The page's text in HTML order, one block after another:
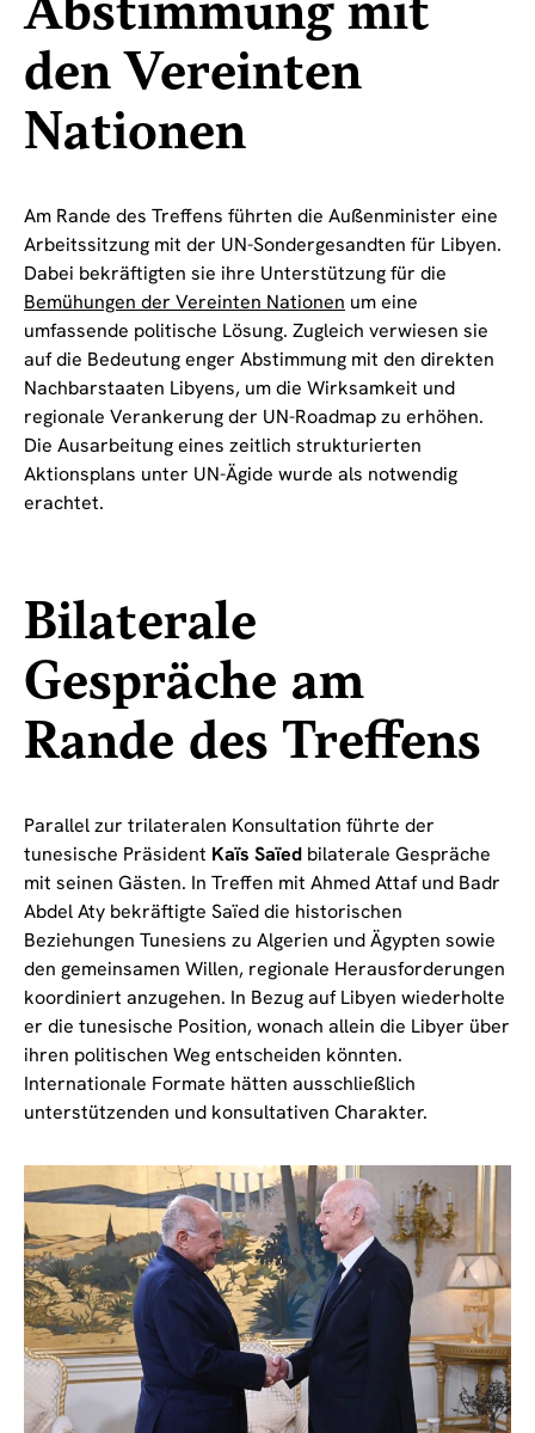
Abstimmung mit
den Vereinten
Nationen
Am Rande des Treffens führten die Außenminister eine
Arbeitssitzung mit der UN-Sondergesandten für Libyen.
Dabei bekräftigten sie ihre Unterstützung für die
Bemühungen der Vereinten Nationen um eine
umfassende politische Lösung. Zugleich verwiesen sie
auf die Bedeutung enger Abstimmung mit den direkten
Nachbarstaaten Libyens, um die Wirksamkeit und
regionale Verankerung der UN-Roadmap zu erhöhen.
Die Ausarbeitung eines zeitlich strukturierten
Aktionsplans unter UN-Ägide wurde als notwendig
erachtet.
Bilaterale
Gespräche am
Rande des Treffens
Parallel zur trilateralen Konsultation führte der
tunesische Präsident Kaïs Saïed bilaterale Gespräche
mit seinen Gästen. In Treffen mit Ahmed Attaf und Badr
Abdel Aty bekräftigte Saïed die historischen
Beziehungen Tunesiens zu Algerien und Ägypten sowie
den gemeinsamen Willen, regionale Herausforderungen
koordiniert anzugehen. In Bezug auf Libyen wiederholte
er die tunesische Position, wonach allein die Libyer über
ihren politischen Weg entscheiden könnten.
Internationale Formate hätten ausschließlich
unterstützenden und konsultativen Charakter.